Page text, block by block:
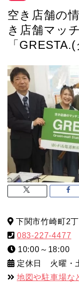
空き店舗の
き店舗マッ
「
下関市竹崎町2
083-227-4477
10:00～18:00
定休日 火曜・
地図や駐車場な